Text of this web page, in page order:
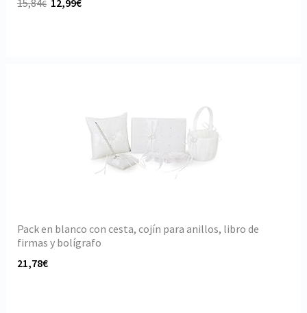
15,84€ 12,99€
Pack en blanco con cesta, cojín para anillos, libro de
firmas y bolígrafo
21,78€